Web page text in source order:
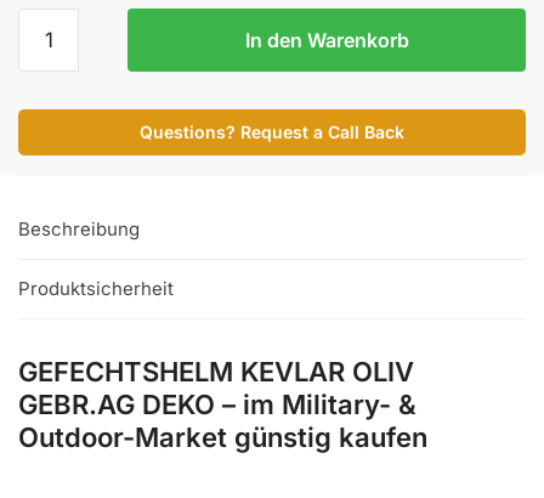
KEVLAR
GEBR.AG
In den Warenkorb
Questions? Request a Call Back
Beschreibung
Produktsicherheit
GEFECHTSHELM KEVLAR OLIV
GEBR.AG DEKO – im Military- &
Outdoor-Market günstig kaufen